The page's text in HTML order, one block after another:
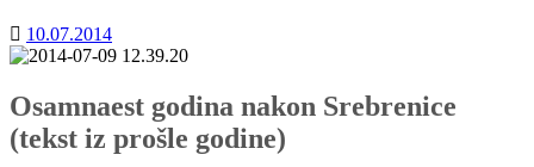
10.07.2014
Osamnaest godina nakon Srebrenice
(tekst iz prošle godine)